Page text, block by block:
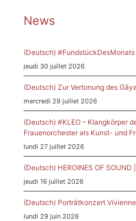
News
(Deutsch)
jeudi 30 juillet 2026
(Deutsch) Zur Vertonung des
mercredi 29 juillet 2026
(Deutsch) #KLEO – Klangkörper
Frauenorchester als Kunst- und
lundi 27 juillet 2026
(Deutsch) HEROINES OF SOUND
jeudi 16 juillet 2026
(Deutsch) Porträtkonzert
lundi 29 juin 2026